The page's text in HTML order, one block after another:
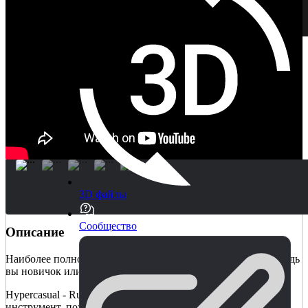
3D файлы
Сообщество
Описание
Наиболее полное решение Hypercasual - Runner для Unity, будь
вы новичок или опытный пользователь!
Hypercasual - Runner Starter Kit - это универсальный